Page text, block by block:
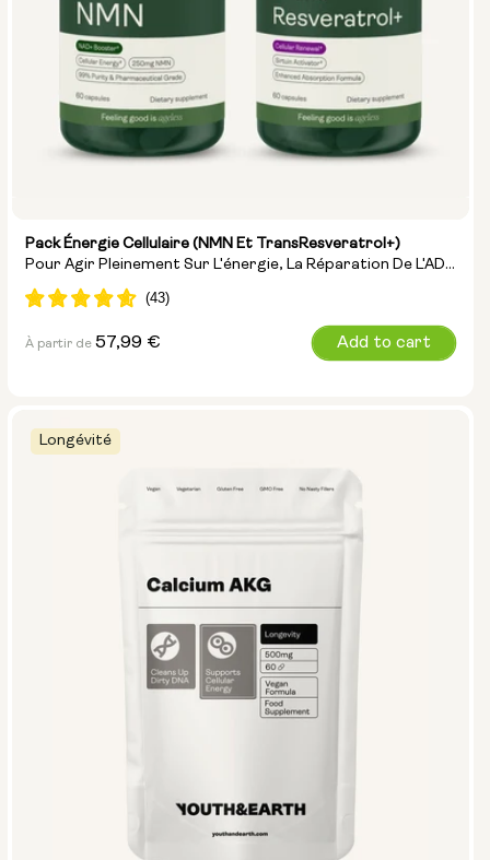
Pack Énergie Cellulaire (NMN Et TransResveratrol+)
Pour Agir Pleinement Sur L'énergie, La Réparation De L'ADN
Et La Lutte Contre Le Vieillissement
NMN 250mg & Preservage NMN 500mg & Preservage
Prix
À partir de 57,99 € Add to cart
Longévité